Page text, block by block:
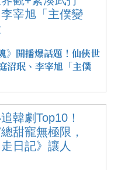
開播爆話題！仙俠世
沼珉、李宰旭「主僕